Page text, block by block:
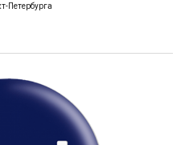
Петербурга